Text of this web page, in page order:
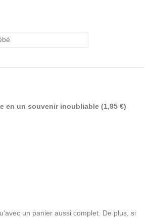
en un souvenir inoubliable (1,95 €)
un panier aussi complet. De plus, si